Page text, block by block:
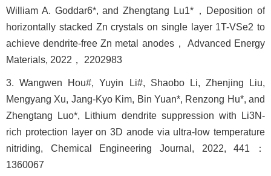
William A. Goddar6*, and Zhengtang Lu1*，Deposition of
horizontally stacked Zn crystals on single layer 1T-VSe2 to
achieve dendrite-free Zn metal anodes， Advanced Energy
Materials, 2022， 2202983
3. Wangwen Hou#, Yuyin Li#, Shaobo Li, Zhenjing Liu,
Mengyang Xu, Jang-Kyo Kim, Bin Yuan*, Renzong Hu*, and
Zhengtang Luo*, Lithium dendrite suppression with Li3N-
rich protection layer on 3D anode via ultra-low temperature
nitriding, Chemical Engineering Journal, 2022, 441：
1360067